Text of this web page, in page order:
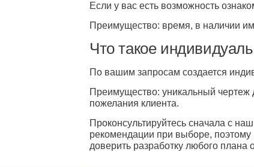
Если у вас есть возможность
Преимущество: время, в наличии
Что такое
По вашим запросам создается
Преимущество: уникальный чертеж
пожелания клиента.
Проконсультируйтесь сначала с
рекомендации при выборе,
доверить разработку любого